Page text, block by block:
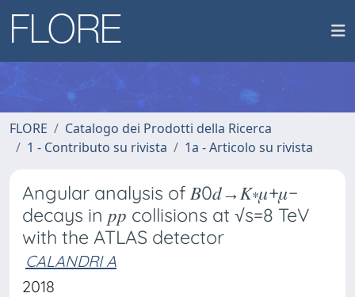
FLORE
Catalogo dei Prodotti della Ricerca
1 - Contributo su rivista
1a - Articolo su rivista
Angular analysis of 𝐵0𝑑→𝐾∗𝜇+𝜇−
decays in 𝑝𝑝 collisions at √s=8 TeV
with the ATLAS detector
CALANDRI A
2018